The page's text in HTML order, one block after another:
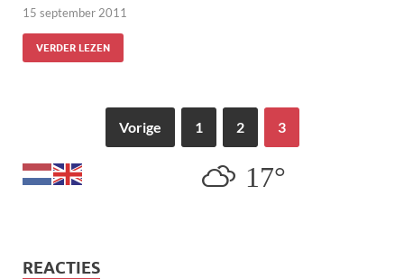
15 september 2011
VERDER LEZEN
Vorige 1 2 3
17°
REACTIES